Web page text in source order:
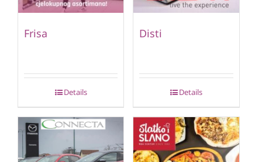
Frisa
Details
Disti
Details